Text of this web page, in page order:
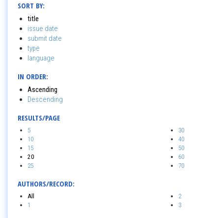
SORT BY:
title
issue date
submit date
type
language
IN ORDER:
Ascending
Descending
RESULTS/PAGE
5
10
15
20
25
30
40
50
60
70
AUTHORS/RECORD:
All
1
2
3